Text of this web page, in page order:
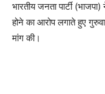
भारतीय जनता पार्टी
होने का आरोप लगाते हुए
मांग की।